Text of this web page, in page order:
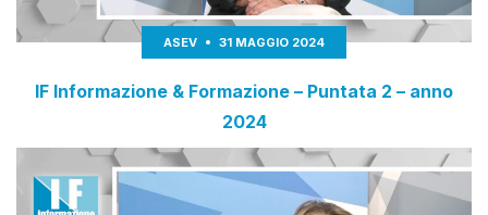
ASEV 31 MAGGIO 2024
IF Informazione & Formazione – Puntata 2 – anno
2024